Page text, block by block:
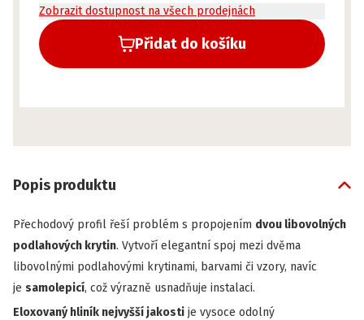
Přidat do košíku
Zobrazit dostupnost na všech prodejnách
Popis produktu
Přechodový profil řeší problém s propojením dvou libovolných
podlahových krytin. Vytvoří elegantní spoj mezi dvěma
libovolnými podlahovými krytinami, barvami či vzory, navíc
je samolepicí, což výrazně usnadňuje instalaci.
Eloxovaný hliník nejvyšší jakosti je vysoce odolný